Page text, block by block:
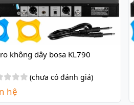
không dây bosa KL790
(chưa có đánh giá)
hệ